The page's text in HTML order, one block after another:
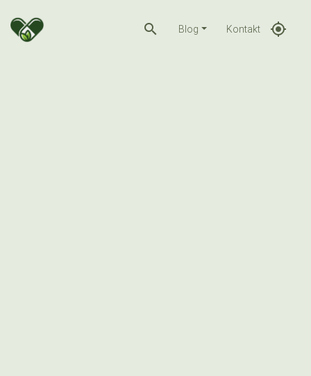
search Blog Kontakt gps_fixed